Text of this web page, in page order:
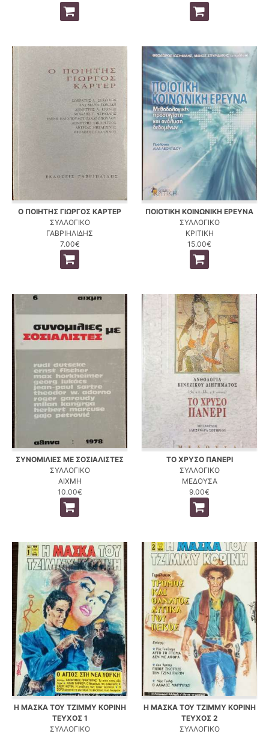
Ο ΠΟΙΗΤΗΣ ΓΙΩΡΓΟΣ ΚΑΡΤΕΡ
ΣΥΛΛΟΓΙΚΟ
ΓΑΒΡΙΗΛΙΔΗΣ
7.00€
ΠΟΙΟΤΙΚΗ ΚΟΙΝΩΝΙΚΗ ΕΡΕΥΝΑ
ΣΥΛΛΟΓΙΚΟ
ΚΡΙΤΙΚΗ
15.00€
ΣΥΝΟΜΙΛΙΕΣ ΜΕ ΣΟΣΙΑΛΙΣΤΕΣ
ΣΥΛΛΟΓΙΚΟ
ΑΙΧΜΗ
10.00€
ΤΟ ΧΡΥΣΟ ΠΑΝΕΡΙ
ΣΥΛΛΟΓΙΚΟ
ΜΕΔΟΥΣΑ
9.00€
Η ΜΑΣΚΑ ΤΟΥ ΤΖΙΜΜΥ ΚΟΡΙΝΗ
ΤΕΥΧΟΣ 1
ΣΥΛΛΟΓΙΚΟ
Η ΜΑΣΚΑ ΤΟΥ ΤΖΙΜΜΥ ΚΟΡΙΝΗ
ΤΕΥΧΟΣ 2
ΣΥΛΛΟΓΙΚΟ